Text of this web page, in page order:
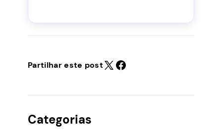
Partilhar este post
Categorias